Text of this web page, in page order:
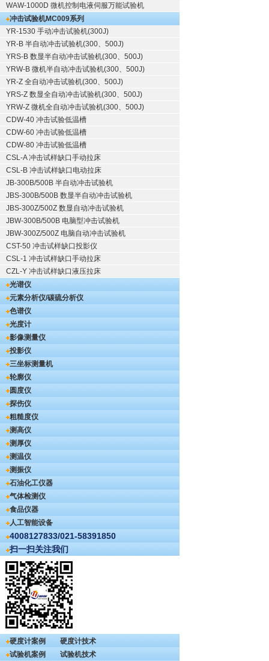
WAW-1000D 微机控制电液伺服万能试验机
冲击试验机MC009系列
YR-1530 手动冲击试验机(300J)
YR-B 半自动冲击试验机(300、500J)
YRS-B 数显半自动冲击试验机(300、500J)
YRW-B 微机半自动冲击试验机(300、500J)
YR-Z 全自动冲击试验机(300、500J)
YRS-Z 数显全自动冲击试验机(300、500J)
YRW-Z 微机全自动冲击试验机(300、500J)
CDW-40 冲击试验低温槽
CDW-60 冲击试验低温槽
CDW-80 冲击试验低温槽
CSL-A 冲击试样缺口手动拉床
CSL-B 冲击试样缺口电动拉床
JB-300B/500B 半自动冲击试验机
JBS-300B/500B 数显半自动冲击试验机
JBS-300Z/500Z 数显自动冲击试验机
JBW-300B/500B 电脑型冲击试验机
JBW-300Z/500Z 电脑自动冲击试验机
CST-50 冲击试样缺口投影仪
CSL-1 冲击试样缺口手动拉床
CZL-Y 冲击试样缺口液压拉床
光谱仪
元素分析仪/碳硫分析仪
色谱仪
光度计
影像测量仪
投影仪
三坐标测量机
轮廓仪
圆度仪
探伤仪
粗糙度仪
测高仪
测厚仪
测温仪
测振仪
石油化工仪器
气体检测仪
食品仪器
人工智能设备
4008127833/021-58391850
扫一扫关注我们
硬度计案例
硬度计技术
试验机案例
试验机技术